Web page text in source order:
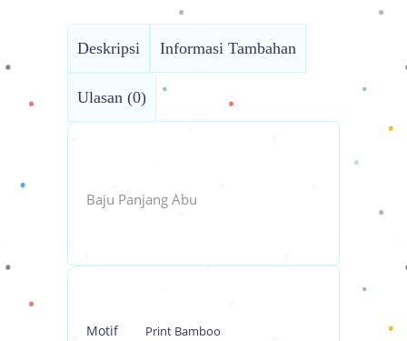
Deskripsi Informasi Tambahan
Ulasan (0)
Baju Panjang Abu
Motif Print Bamboo